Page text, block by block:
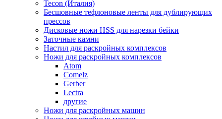
Tecon (Италия)
Бесшовные тефлоновые ленты для дублирующих
прессов
Дисковые ножи HSS для нарезки бейки
Заточные камни
Настил для раскройных комплексов
Ножи для раскройных комплексов
Atom
Comelz
Gerber
Lectra
другие
Ножи для раскройных машин